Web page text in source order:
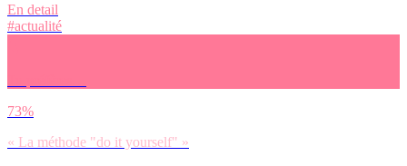
En detail
#actualité
73%
« La méthode "do it yourself" »